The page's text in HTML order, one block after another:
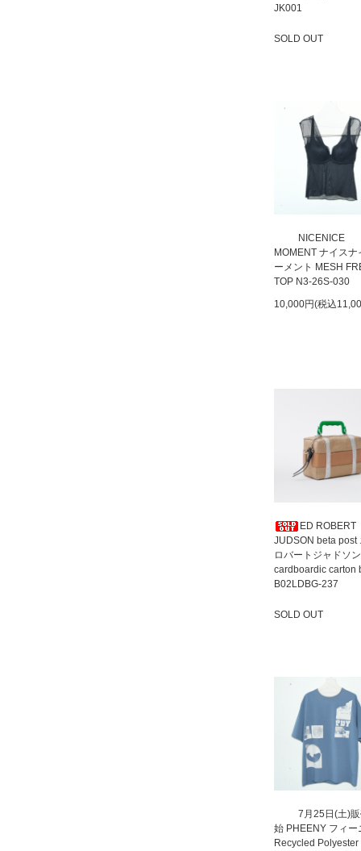
JK001
SOLD OUT
NICENICE
MOMENT ナイスナ
ーメント MESH
TOP N3-26S-030
10,000円(税込
ED ROBERT
JUDSON beta post
ロバートジャドソン
cardboardic carton
B02LDBG-237
SOLD OUT
7月25日(土)
始 PHEENY フィー
Recycled Polyester